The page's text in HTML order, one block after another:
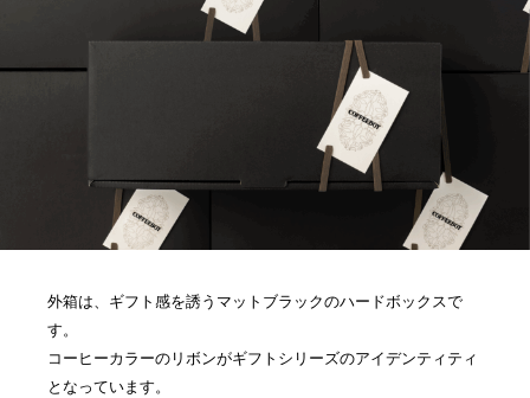
外箱は、ギフト感を誘うマットブラックのハードボックスで
す。
コーヒーカラーのリボンがギフトシリーズのアイデンティティ
となっています。